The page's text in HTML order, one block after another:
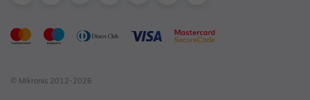
© Mikronis 2012-2026